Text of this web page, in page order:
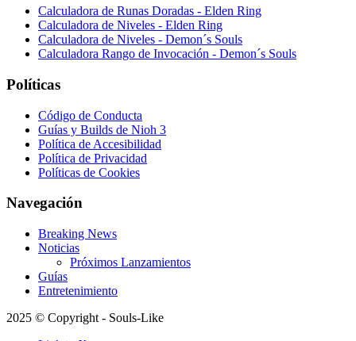
Calculadora de Runas Doradas - Elden Ring
Calculadora de Niveles - Elden Ring
Calculadora de Niveles - Demon´s Souls
Calculadora Rango de Invocación - Demon´s Souls
Políticas
Código de Conducta
Guías y Builds de Nioh 3
Política de Accesibilidad
Política de Privacidad
Políticas de Cookies
Navegación
Breaking News
Noticias
Próximos Lanzamientos
Guías
Entretenimiento
2025 © Copyright - Souls-Like